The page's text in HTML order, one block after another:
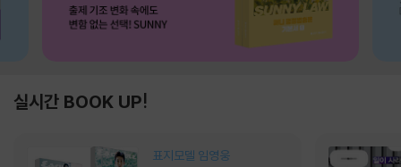
실시간 BOOK UP!
표지모델 임영웅